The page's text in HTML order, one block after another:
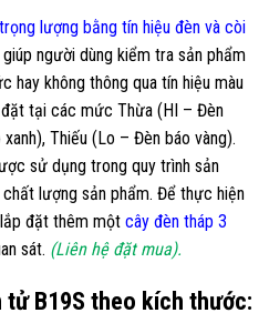
lượng bằng tín hiệu đèn và còi
người dùng kiểm tra sản phẩm
hay không thông qua tín hiệu màu
tại các mức Thừa (HI – Đèn
Thiếu (Lo – Đèn báo vàng).
sử dụng trong quy trình sản
lượng sản phẩm. Để thực hiện
đặt thêm một cây đèn tháp 3
sát. (Liên hệ đặt mua).
tử B19S theo kích thước: